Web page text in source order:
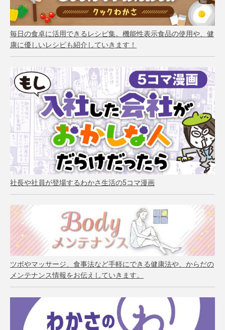
毎日の食卓に活用できるレシピ集。機能性表示食品の使用や、健
康に優しいレシピも紹介していきます！
社長や社員が登場するわかさ生活の5コマ漫画
ツボやマッサージ、食事法など手軽にできる健康法や、からだの
メンテナンス情報をお伝えしていきます。